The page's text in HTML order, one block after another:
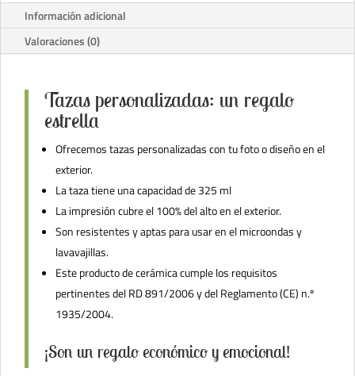
Información adicional
Valoraciones (0)
Tazas personalizadas: un regalo
estrella
Ofrecemos tazas personalizadas con tu foto o diseño en el
exterior.
La taza tiene una capacidad de 325 ml
La impresión cubre el 100% del alto en el exterior.
Son resistentes y aptas para usar en el microondas y
lavavajillas.
Este producto de cerámica cumple los requisitos
pertinentes del RD 891/2006 y del Reglamento (CE) n.º
1935/2004.
¡Son un regalo económico y emocional!